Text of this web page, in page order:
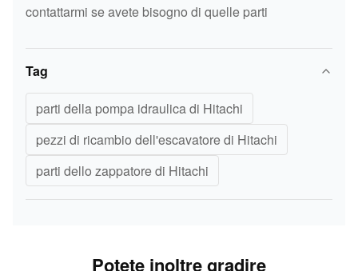
HITACHI EX200-2/3
TAPPETO DI
HITACHI HITACHI
COMPLESSIVO
LANA DEL PIEDE
HITACHI EX200-2/3
contattarmi se avete bisogno di quelle parti
Tag
parti della pompa idraulica di Hitachi
pezzi di ricambio dell'escavatore di Hitachi
parti dello zappatore di Hitachi
Potete inoltre gradire